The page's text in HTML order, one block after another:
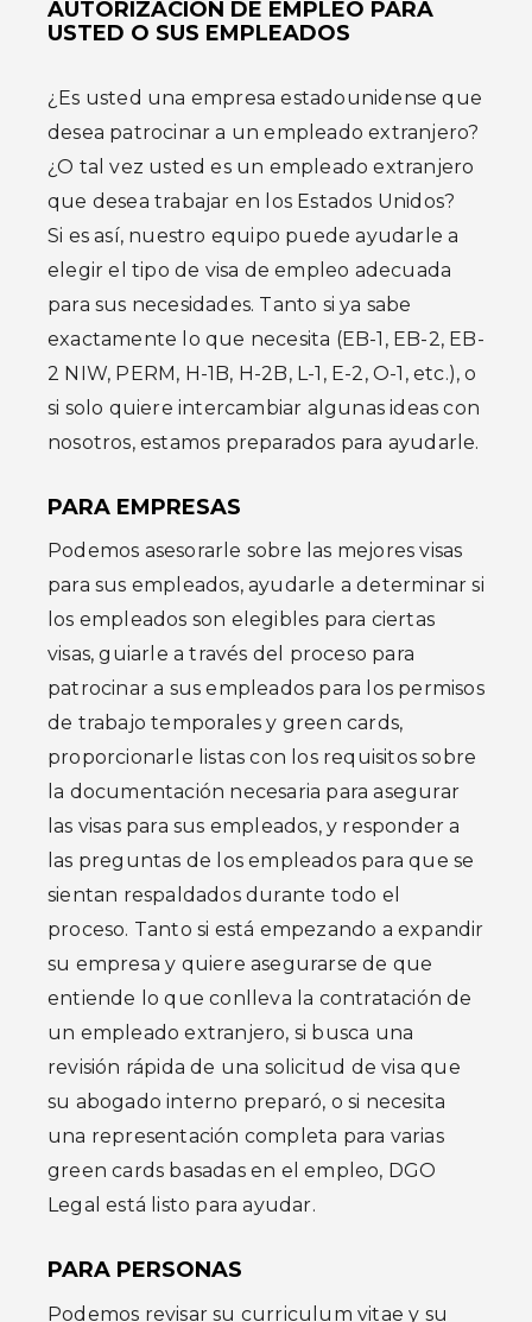
AUTORIZACIÓN DE EMPLEO PARA
USTED O SUS EMPLEADOS
¿Es usted una empresa estadounidense que
desea patrocinar a un empleado extranjero?
¿O tal vez usted es un empleado extranjero
que desea trabajar en los Estados Unidos?
Si es así, nuestro equipo puede ayudarle a
elegir el tipo de visa de empleo adecuada
para sus necesidades. Tanto si ya sabe
exactamente lo que necesita (EB-1, EB-2, EB-
2 NIW, PERM, H-1B, H-2B, L-1, E-2, O-1, etc.), o
si solo quiere intercambiar algunas ideas con
nosotros, estamos preparados para ayudarle.
PARA EMPRESAS
Podemos asesorarle sobre las mejores visas
para sus empleados, ayudarle a determinar si
los empleados son elegibles para ciertas
visas, guiarle a través del proceso para
patrocinar a sus empleados para los permisos
de trabajo temporales y green cards,
proporcionarle listas con los requisitos sobre
la documentación necesaria para asegurar
las visas para sus empleados, y responder a
las preguntas de los empleados para que se
sientan respaldados durante todo el
proceso. Tanto si está empezando a expandir
su empresa y quiere asegurarse de que
entiende lo que conlleva la contratación de
un empleado extranjero, si busca una
revisión rápida de una solicitud de visa que
su abogado interno preparó, o si necesita
una representación completa para varias
green cards basadas en el empleo, DGO
Legal está listo para ayudar.
PARA PERSONAS
Podemos revisar su curriculum vitae y su